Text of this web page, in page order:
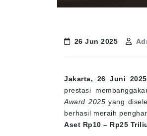
26 Jun 2025
Jakarta, 26 Juni 2025
prestasi
Award 2025 yang
berhasil meraih
Aset Rp10 – Rp25